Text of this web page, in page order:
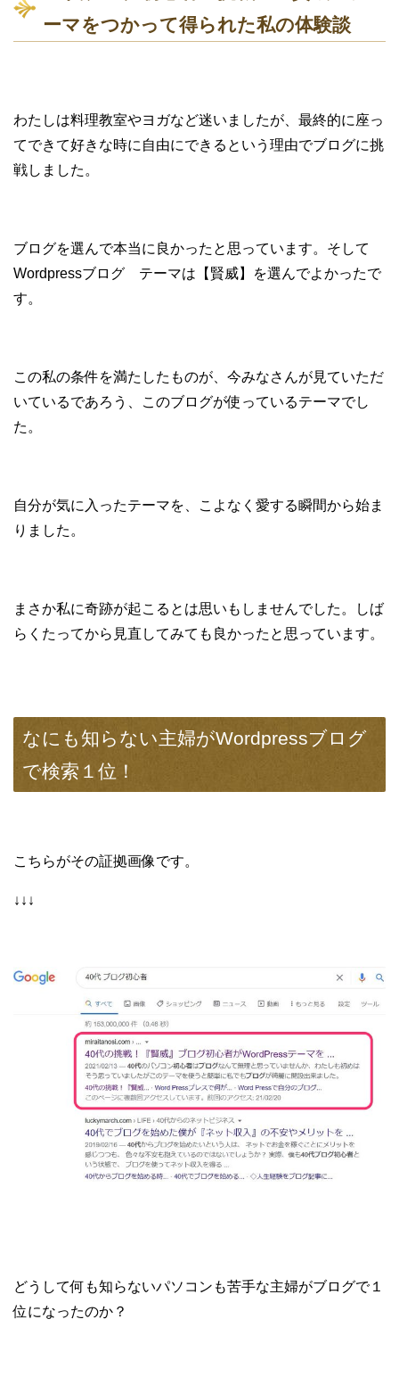
ーマをつかって得られた私の体験談
わたしは料理教室やヨガなど迷いましたが、最終的に座っ
てできて好きな時に自由にできるという理由でブログに挑
戦しました。
ブログを選んで本当に良かったと思っています。そして
Wordpressブログ テーマは【賢威】を選んでよかったで
す。
この私の条件を満たしたものが、今みなさんが見ていただ
いているであろう、このブログが使っているテーマでし
た。
自分が気に入ったテーマを、こよなく愛する瞬間から始ま
りました。
まさか私に奇跡が起こるとは思いもしませんでした。しば
らくたってから見直してみても良かったと思っています。
なにも知らない主婦がWordpressブログ
で検索１位！
こちらがその証拠画像です。
↓↓↓
どうして何も知らないパソコンも苦手な主婦がブログで１
位になったのか？